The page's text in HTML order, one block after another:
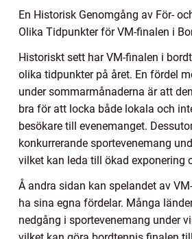
En Historisk Genomgång av För-
Olika Tidpunkter för VM-finalen i
Historiskt sett har VM-finalen i
olika tidpunkter på året. En fördel
under sommarmånaderna är att
bra för att locka både lokala och
besökare till evenemanget.
konkurrerande sportevenemang
vilket kan leda till ökad exponering
Å andra sidan kan spelandet av
ha sina egna fördelar. Många
nedgång i sportevenemang under